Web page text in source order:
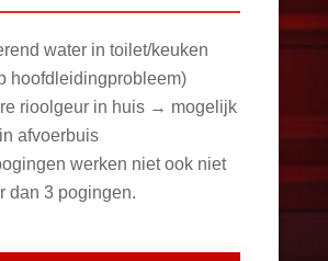
water in toilet/keuken
hoofdleidingprobleem)
rioolgeur in huis → mogelijk
afvoerbuis
werken niet ook niet
dan 3 pogingen.